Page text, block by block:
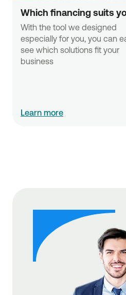
Which financing suits
With the tool we designed
especially for you, you can
see which solutions fit your
business
Learn more